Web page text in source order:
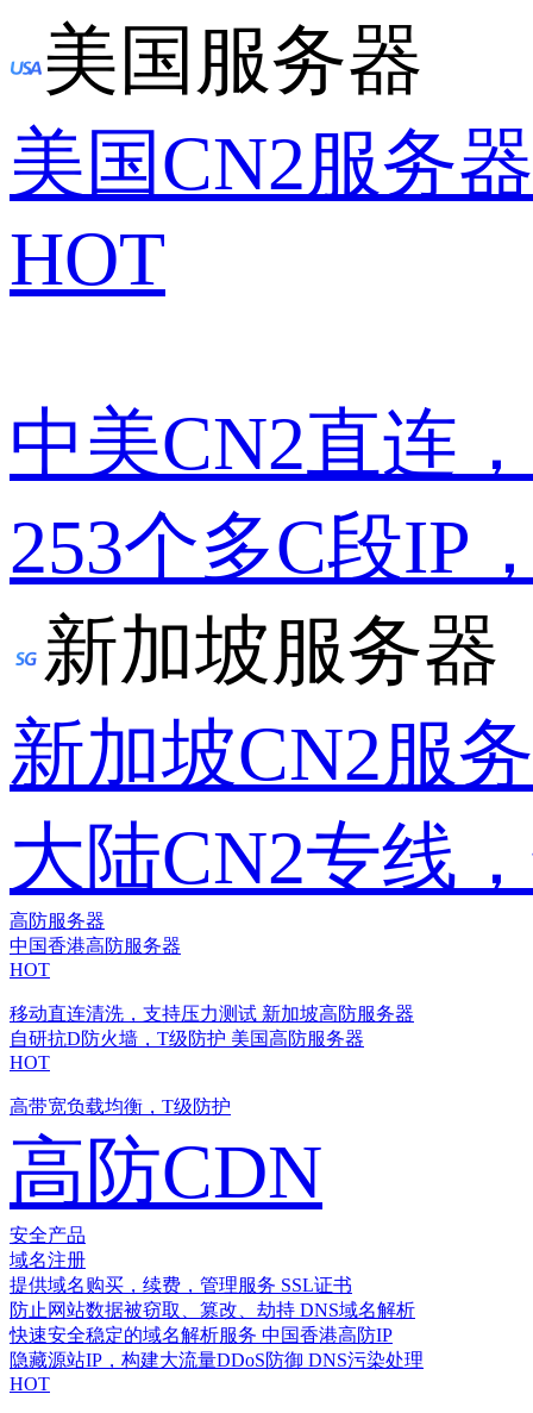
美国服务器
美国CN2服务器
HOT
中美CN2直连
253个多C段IP
新加坡服务器
新加坡CN2服
大陆CN2专线
高防服务器
中国香港高防服务器
HOT
移动直连清洗，支持压力测试 新加坡高防服务器
自研抗D防火墙，T级防护 美国高防服务器
HOT
高带宽负载均衡，T级防护
高防CDN
安全产品
域名注册
提供域名购买，续费，管理服务 SSL证书
防止网站数据被窃取、篡改、劫持 DNS域名解析
快速安全稳定的域名解析服务 中国香港高防IP
隐藏源站IP，构建大流量DDoS防御 DNS污染处理
HOT